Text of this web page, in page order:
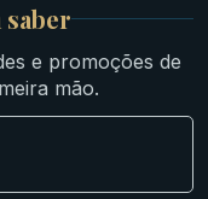
e promoções de
mão.